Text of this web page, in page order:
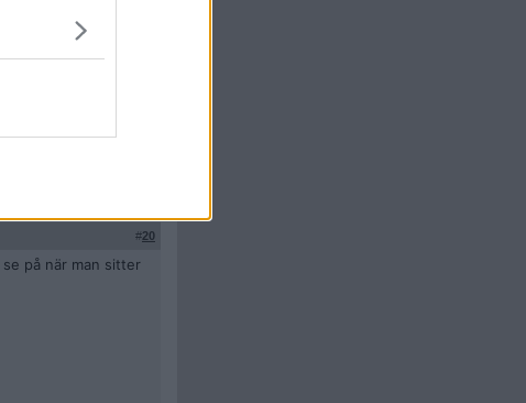
den...
liten glögg i
ute så spökfaktorn
#20
på när man sitter